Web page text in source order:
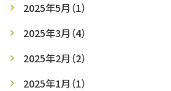
2025年5月 （1）
2025年3月 （4）
2025年2月 （2）
2025年1月 （1）